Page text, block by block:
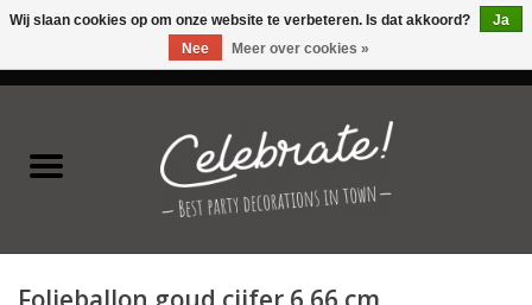
Latex ballonnen
Folie ballonnen
Wij slaan cookies op om onze website te verbeteren. Is dat akkoord?
Ja
Nee
Meer over cookies »